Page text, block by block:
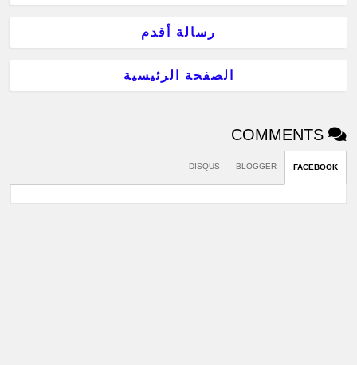
رسالة أقدم
الصفحة الرئيسية
COMMENTS
FACEBOOK
BLOGGER
DISQUS